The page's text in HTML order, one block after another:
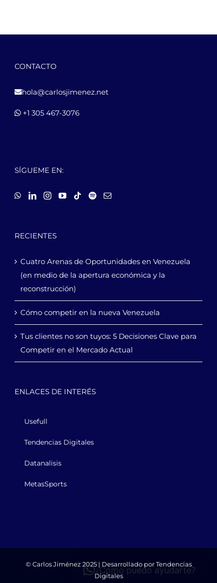
CONTACTO
hola@carlosjimenez.net
+1 305 467-3076
SÍGUEME EN:
RECIENTES
Cuatro Arenas de Oportunidades en Venezuela
(en medio de la apertura económica y la
reconstrucción)
Cómo competir en la nueva Venezuela
Tus clientes no son tuyos: 5 Decisiones Clave para
Competir en el Mercado Actual
ENLACES DE INTERÉS
Usefull
Tendencias Digitales
Datanalisis
MetasSports
© Carlos Jiménez 2025 | Desarrollado porTendencias
Digitales
¿Cómo puedo ayudarte?